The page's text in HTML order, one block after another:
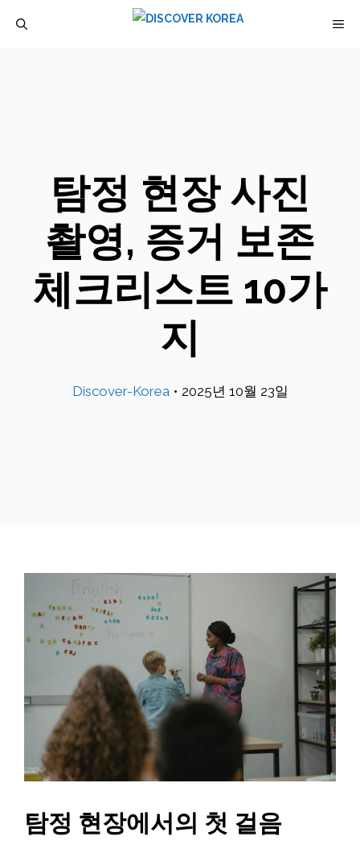
탐정 현장 사진
촬영, 증거 보존
체크리스트 10가
지
Discover-Korea • 2025년 10월 23일
탐정 현장에서의 첫 걸음